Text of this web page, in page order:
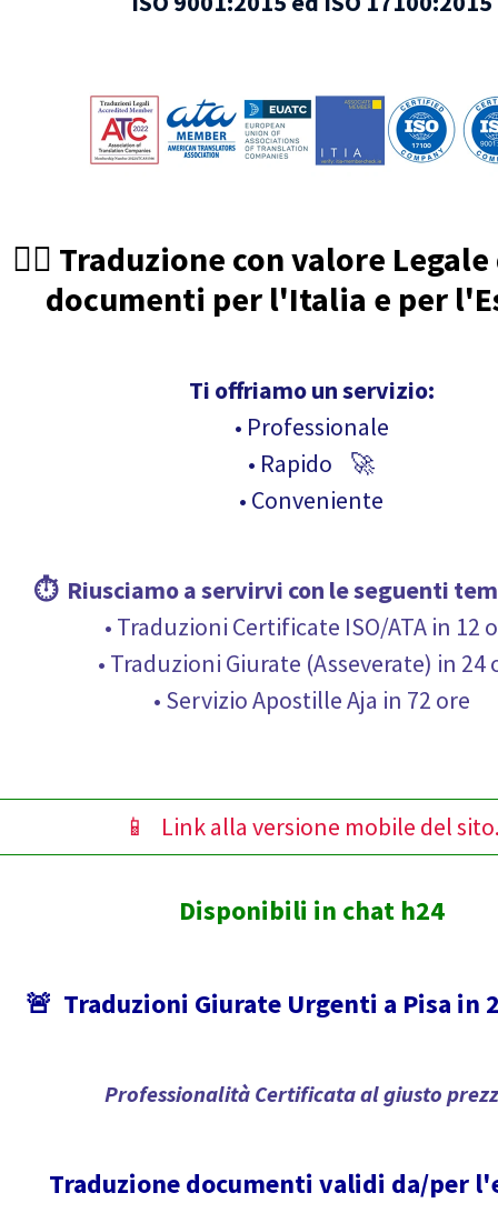
🧑‍⚖️ Traduzione con valore
documenti per l'Italia e per
Ti offriamo un servizio:
• Professionale
• Rapido 🚀
• Conveniente
⏱ Riusciamo a servirvi con le seguenti
• Traduzioni Certificate ISO/ATA in 12
• Traduzioni Giurate (Asseverate) in 24
• Servizio Apostille Aja in 72 ore
📱 Link alla versione mobile del
Disponibili in chat h24
🚨 Traduzioni Giurate Urgenti a Pisa in
Professionalità Certificata al giusto
Traduzione documenti validi da/per